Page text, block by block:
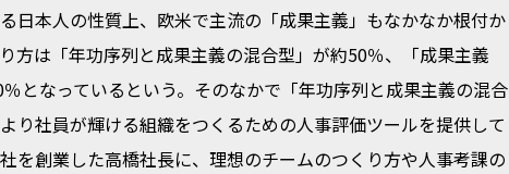
日本人の性質上、欧米で主流の「成果主義」もなかなか根付か
方は「年功序列と成果主義の混合型」が約50％、「成果主義
となっているという。そのなかで「年功序列と成果主義の混合
り社員が輝ける組織をつくるための人事評価ツールを提供して
を創業した高橋社長に、理想のチームのつくり方や人事考課の